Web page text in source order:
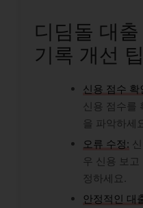
디딤돌 대
기록 개선 팁
신용 점수 확
신용 점수를
을 파악하세
오류 수정:
우 신용 보고
정하세요.
안정적인 대